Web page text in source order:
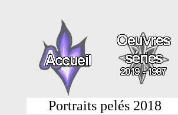
Portraits pelés 2018